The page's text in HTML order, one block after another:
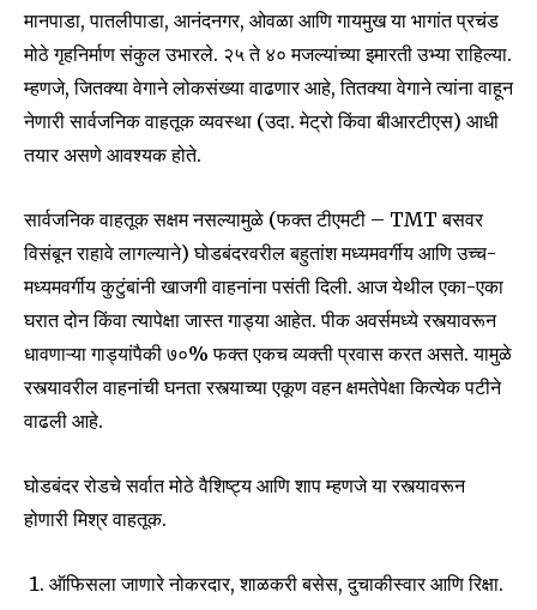
मानपाडा, पातलीपाडा, आनंदनगर, ओवळा आणि गायमुख या भागांत प्रचंड
मोठे गृहनिर्माण संकुल उभारले. २५ ते ४० मजल्यांच्या इमारती उभ्या राहिल्या.
म्हणजे, जितक्या वेगाने लोकसंख्या वाढणार आहे, तितक्या वेगाने त्यांना वाहून
नेणारी सार्वजनिक वाहतूक व्यवस्था (उदा. मेट्रो किंवा बीआरटीएस) आधी
तयार असणे आवश्यक होते.
सार्वजनिक वाहतूक सक्षम नसल्यामुळे (फक्त टीएमटी – TMT बसवर
विसंबून राहावे लागल्याने) घोडबंदरवरील बहुतांश मध्यमवर्गीय आणि उच्च-
मध्यमवर्गीय कुटुंबांनी खाजगी वाहनांना पसंती दिली. आज येथील एका-एका
घरात दोन किंवा त्यापेक्षा जास्त गाड्या आहेत. पीक अवर्समध्ये रस्त्यावरून
धावणाऱ्या गाड्यांपैकी ७०% फक्त एकच व्यक्ती प्रवास करत असते. यामुळे
रस्त्यावरील वाहनांची घनता रस्त्याच्या एकूण वहन क्षमतेपेक्षा कित्येक पटीने
वाढली आहे.
घोडबंदर रोडचे सर्वात मोठे वैशिष्ट्य आणि शाप म्हणजे या रस्त्यावरून
होणारी मिश्र वाहतूक.
ऑफिसला जाणारे नोकरदार, शाळकरी बसेस, दुचाकीस्वार आणि रिक्षा.